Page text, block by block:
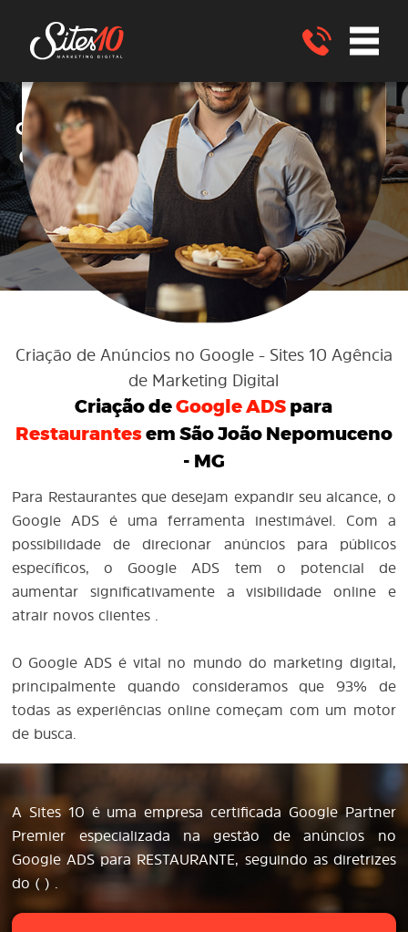
Criação de anúncios noGoogle ADS no
Google ADSpara RESTAURANTE
São
João Nepomuceno - MG
ENVIE UM WHATSAPP
Criação de Anúncios no Google - Sites 10 Agência
de Marketing Digital
Criação deGoogle ADS para
Restaurantesem São João Nepomuceno
- MG
Para Restaurantes que desejam expandir seu alcance, o
Google ADS é uma ferramenta inestimável. Com a
possibilidade de direcionar anúncios para públicos
específicos, o Google ADS tem o potencial de
aumentar significativamente a visibilidade online e
atrair novos clientes .
O Google ADS é vital no mundo do marketing digital,
principalmente quando consideramos que 93% de
todas as experiências online começam com um motor
de busca.
A Sites 10 é uma empresa certificada Google Partner
Premier especializada na gestão de anúncios no
Google ADS para RESTAURANTE, seguindo as diretrizes
do ( ) .